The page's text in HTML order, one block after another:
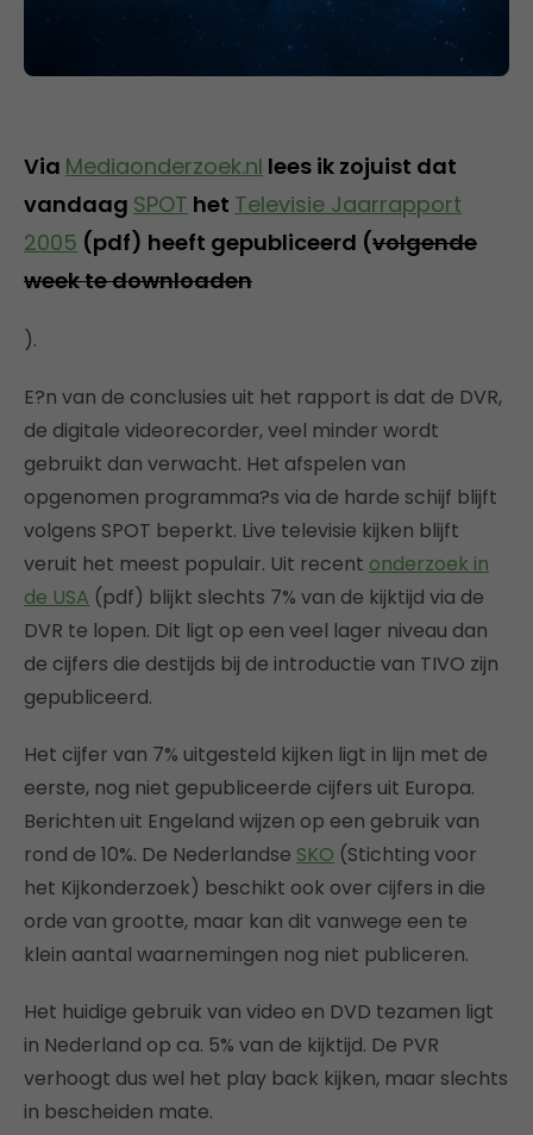
Via Mediaonderzoek.nl lees ik zojuist dat
vandaag SPOT het Televisie Jaarrapport
2005 (pdf) heeft gepubliceerd (volgende
week te downloaden
).
E?n van de conclusies uit het rapport is dat de DVR,
de digitale videorecorder, veel minder wordt
gebruikt dan verwacht. Het afspelen van
opgenomen programma?s via de harde schijf blijft
volgens SPOT beperkt. Live televisie kijken blijft
veruit het meest populair. Uit recent onderzoek in
de USA (pdf) blijkt slechts 7% van de kijktijd via de
DVR te lopen. Dit ligt op een veel lager niveau dan
de cijfers die destijds bij de introductie van TIVO zijn
gepubliceerd.
Het cijfer van 7% uitgesteld kijken ligt in lijn met de
eerste, nog niet gepubliceerde cijfers uit Europa.
Berichten uit Engeland wijzen op een gebruik van
rond de 10%. De Nederlandse SKO (Stichting voor
het Kijkonderzoek) beschikt ook over cijfers in die
orde van grootte, maar kan dit vanwege een te
klein aantal waarnemingen nog niet publiceren.
Het huidige gebruik van video en DVD tezamen ligt
in Nederland op ca. 5% van de kijktijd. De PVR
verhoogt dus wel het play back kijken, maar slechts
in bescheiden mate.